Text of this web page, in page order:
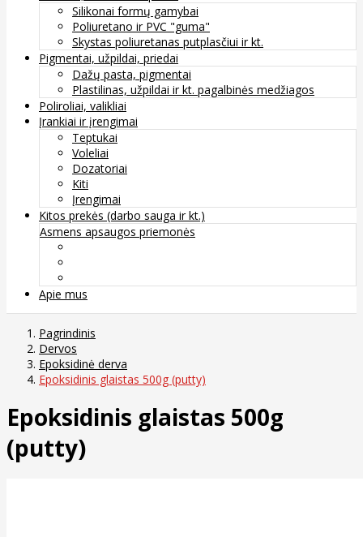
Silikonai formų gamybai
Poliuretano ir PVC "guma"
Skystas poliuretanas putplasčiui ir kt.
Pigmentai, užpildai, priedai
Dažų pasta, pigmentai
Plastilinas, užpildai ir kt. pagalbinės medžiagos
Poliroliai, valikliai
Įrankiai ir įrengimai
Teptukai
Voleliai
Dozatoriai
Kiti
Įrengimai
Kitos prekės (darbo sauga ir kt.)
Asmens apsaugos priemonės
Apie mus
Pagrindinis
Dervos
Epoksidinė derva
Epoksidinis glaistas 500g (putty)
Epoksidinis glaistas 500g
(putty)